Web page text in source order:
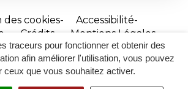
traceurs pour fonctionner et obtenir des
afin améliorer l'utilisation, vous pouvez
ceux que vous souhaitez activer.
des cookies
Accessibilité
Crédits
Mentions Légales
Site
réalisé
par